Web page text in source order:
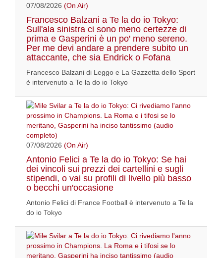
07/08/2026 (On Air)
Francesco Balzani a Te la do io Tokyo:
Sull'ala sinistra ci sono meno certezze di
prima e Gasperini è un po' meno sereno.
Per me devi andare a prendere subito un
attaccante, che sia Endrick o Fofana
Francesco Balzani di Leggo e La Gazzetta dello Sport
è intervenuto a Te la do io Tokyo
07/08/2026 (On Air)
Antonio Felici a Te la do io Tokyo: Se hai
dei vincoli sui prezzi dei cartellini e sugli
stipendi, o vai su profili di livello più basso
o becchi un'occasione
Antonio Felici di France Football è intervenuto a Te la
do io Tokyo